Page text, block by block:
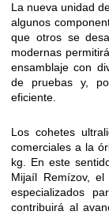
La nueva unidad
algunos
que otros se
modernas
ensamblaje con
de pruebas y,
eficiente.
Los cohetes
comerciales a la
kg. En este
Mijaíl Remízov,
especializados
contribuirá al